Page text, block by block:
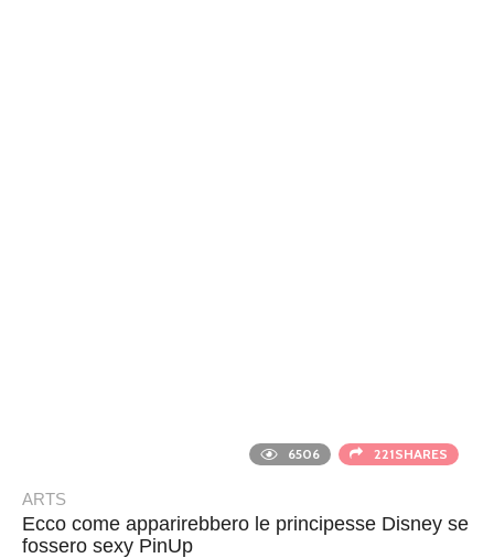
6506 221SHARES
ARTS
Ecco come apparirebbero le principesse Disney se
fossero sexy PinUp